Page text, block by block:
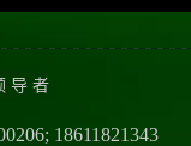
导 者
18611821343